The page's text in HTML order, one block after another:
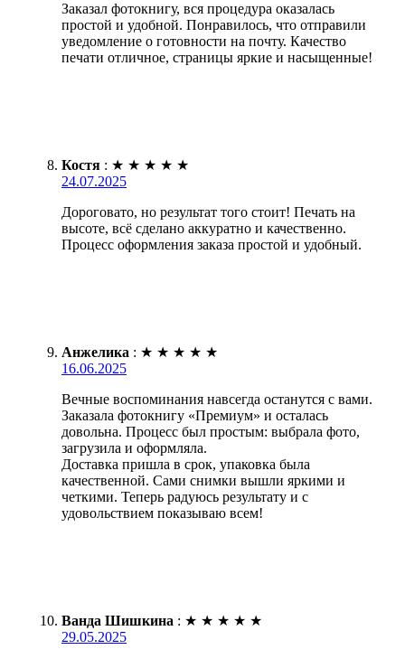
Заказал фотокнигу, вся процедура оказалась
простой и удобной. Понравилось, что отправили
уведомление о готовности на почту. Качество
печати отличное, страницы яркие и насыщенные!
Костя : ★ ★ ★ ★ ★
24.07.2025
Дороговато, но результат того стоит! Печать на
высоте, всё сделано аккуратно и качественно.
Процесс оформления заказа простой и удобный.
Анжелика : ★ ★ ★ ★ ★
16.06.2025
Вечные воспоминания навсегда останутся с вами.
Заказала фотокнигу «Премиум» и осталась
довольна. Процесс был простым: выбрала фото,
загрузила и оформляла.
Доставка пришла в срок, упаковка была
качественной. Сами снимки вышли яркими и
четкими. Теперь радуюсь результату и с
удовольствием показываю всем!
Ванда Шишкина : ★ ★ ★ ★ ★
29.05.2025